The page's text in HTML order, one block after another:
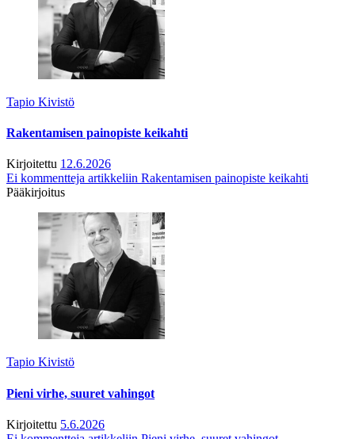
Tapio Kivistö
Rakentamisen painopiste keikahti
Kirjoitettu 12.6.2026
Ei kommentteja artikkeliin Rakentamisen painopiste keikahti
Pääkirjoitus
Tapio Kivistö
Pieni virhe, suuret vahingot
Kirjoitettu 5.6.2026